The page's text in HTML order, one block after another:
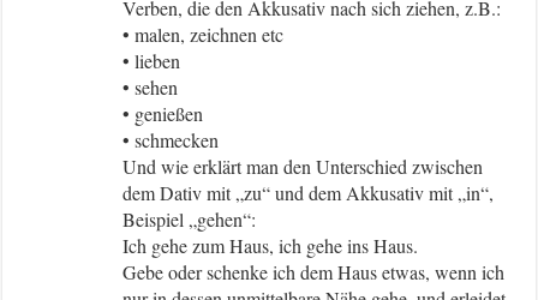
Verben, die den Akkusativ nach sich ziehen, z.B.:
• malen, zeichnen etc
• lieben
• sehen
• genießen
• schmecken
Und wie erklärt man den Unterschied zwischen
dem Dativ mit „zu“ und dem Akkusativ mit „in“,
Beispiel „gehen“:
Ich gehe zum Haus, ich gehe ins Haus.
Gebe oder schenke ich dem Haus etwas, wenn ich